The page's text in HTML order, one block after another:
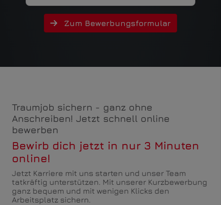
Zum Bewerbungsformular
Traumjob sichern - ganz ohne
Anschreiben! Jetzt schnell online
bewerben
Bewirb dich jetzt in nur 3 Minuten
online!
Jetzt Karriere mit uns starten und unser Team
tatkräftig unterstützen. Mit unserer Kurzbewerbung
ganz bequem und mit wenigen Klicks den
Arbeitsplatz sichern.